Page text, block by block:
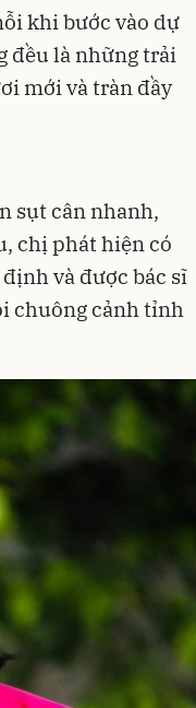
khi bước vào dự
đều là những trải
mới và tràn đầy
sụt cân nhanh,
chị phát hiện có
và được bác sĩ
chuông cảnh tỉnh